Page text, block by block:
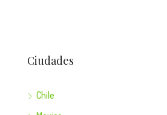
Ciudades
Chile